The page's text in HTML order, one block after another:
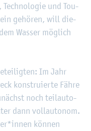
und Tou­
ge­hö­ren, will die­
Was­ser mög­lich
Im Jahr
kon­stru­ier­te Fähre
noch teil­au­to­
dann voll­au­to­nom.
kön­nen